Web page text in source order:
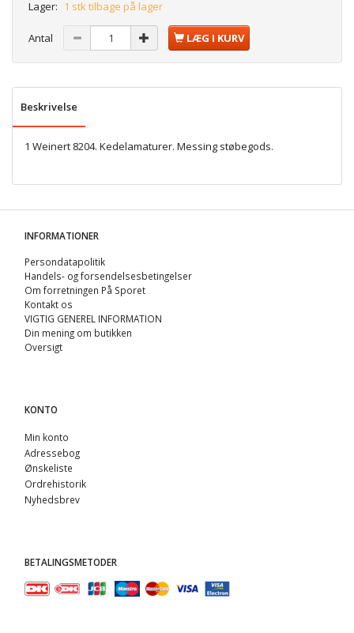
Lager: 1 stk tilbage på lager
Antal LÆG I KURV
Beskrivelse
1 Weinert 8204. Kedelamaturer. Messing støbegods.
INFORMATIONER
Persondatapolitik
Handels- og forsendelsesbetingelser
Om forretningen På Sporet
Kontakt os
VIGTIG GENEREL INFORMATION
Din mening om butikken
Oversigt
KONTO
Min konto
Adressebog
Ønskeliste
Ordrehistorik
Nyhedsbrev
BETALINGSMETODER